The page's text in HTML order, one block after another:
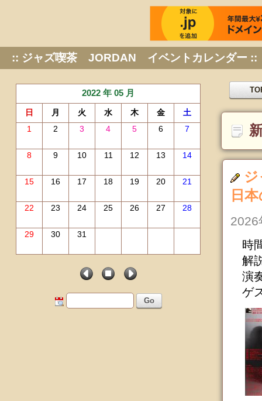
:: ジャズ喫茶 JORDAN イベントカレンダー ::
2022 年 05 月
日 月 火 水 木 金
土
1
2 3 4 5 6 7
8 9 10 11 12 13 14
15 16 17 18 19 20 21
22 23 24 25 26 27 28
29 30 31
Go
日
2026
時
解
演
ゲ